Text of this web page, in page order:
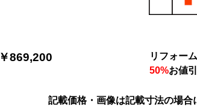
￥869,200
リフォー
50%お値
記載価格・画像は記載寸法の場合